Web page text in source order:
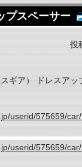
プスペーサー
投
ギア） ドレスアッ
userid/575659/
userid/575659/